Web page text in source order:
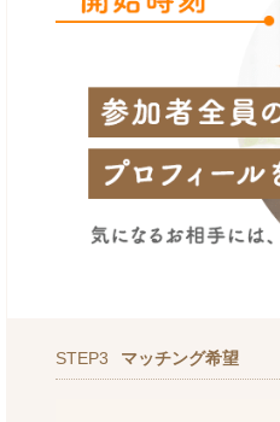
STEP3 マッチング希望